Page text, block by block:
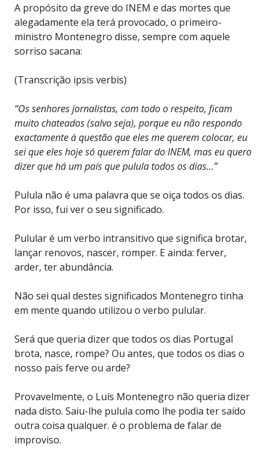
A propósito da greve do INEM e das mortes que
alegadamente ela terá provocado, o primeiro-
ministro Montenegro disse, sempre com aquele
sorriso sacana:
(Transcrição ipsis verbis)
“Os senhores jornalistas, com todo o respeito, ficam
muito chateados (salvo seja), porque eu não respondo
exactamente à questão que eles me querem colocar, eu
sei que eles hoje só querem falar do INEM, mas eu quero
dizer que há um país que pulula todos os dias…”
Pulula não é uma palavra que se oiça todos os dias.
Por isso, fui ver o seu significado.
Pulular é um verbo intransitivo que significa brotar,
lançar renovos, nascer, romper. E ainda: ferver,
arder, ter abundância.
Não sei qual destes significados Montenegro tinha
em mente quando utilizou o verbo pulular.
Será que queria dizer que todos os dias Portugal
brota, nasce, rompe? Ou antes, que todos os dias o
nosso país ferve ou arde?
Provavelmente, o Luís Montenegro não queria dizer
nada disto. Saiu-lhe pulula como lhe podia ter saído
outra coisa qualquer. é o problema de falar de
improviso.